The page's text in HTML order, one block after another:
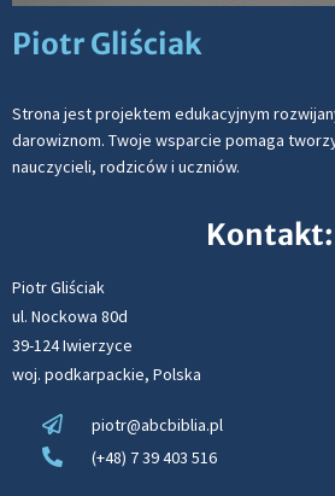
Piotr Gliściak
Strona jest projektem edukacyjnym
darowiznom. Twoje wsparcie pomaga
nauczycieli, rodziców i uczniów.
Kontakt:
Piotr Gliściak
ul. Nockowa 80d
39-124 Iwierzyce
woj. podkarpackie, Polska
piotr@abcbiblia.pl
(+48) 7 39 403 516